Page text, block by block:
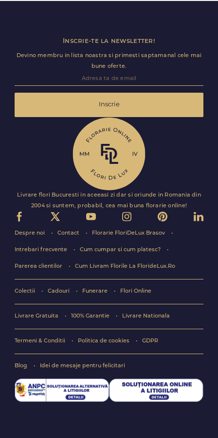
Inscrie-te la newsletter!
Devino membru in lista noastra si primesti saptamanal cele mai
bune oferte.
Inscrie
Livrare flori Bucuresti in aceeasi zi dar si oriunde in Romania din
2004 si suntem, probabil, cea mai buna florarie online!
Despre noi Contact Florarie FloriDeLux Brasov
Intrebari frecvente Cum cumpar si cum platesc?
Parerea clientilor Cum Livram Florile La FlorideLux.Ro
Colectii Cadouri Funerare Flori Online
Livrare Gratuita 100% Garantie Livrare Nationala
Termeni & Conditii Politica de cookies GDPR
Blog Idei de mesaje pentru felicitari